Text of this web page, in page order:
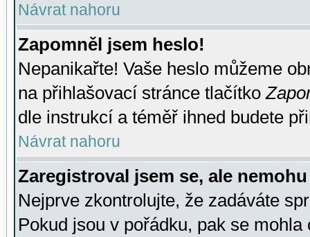
Návrat nahoru
Zapomněl jsem heslo!
Nepanikařte! Vaše heslo můžeme
na přihlašovací stránce tlačítko
dle instrukcí a téměř ihned budete
Návrat nahoru
Zaregistroval jsem se, ale
Nejprve zkontrolujte, že zadáváte
Pokud jsou v pořádku, pak se